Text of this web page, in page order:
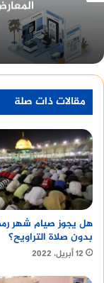
فرص للتصدير
بدلا من
من ترك ثلاث
parfum perfume
مقالات ذات صلة
هل يجوز صيام شهر
بدون صلاة التراويح؟
12 أبريل، 2022